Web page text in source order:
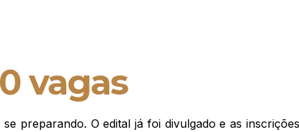
vagas
preparando. O edital já foi divulgado e as